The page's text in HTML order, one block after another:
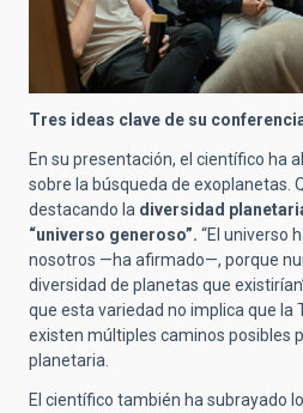
Tres ideas clave de su
En su presentación, el científico ha
sobre la búsqueda de exoplanetas.
destacando la diversidad
“universo generoso”. “El universo
nosotros —ha afirmado—, porque
diversidad de planetas que
que esta variedad no implica que la
existen múltiples caminos posibles
planetaria.
El científico también ha subrayado